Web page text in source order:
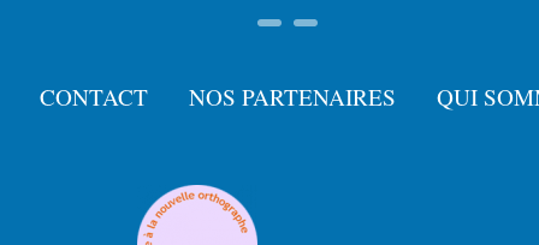
CONTACT NOS PARTENAIRES QUI